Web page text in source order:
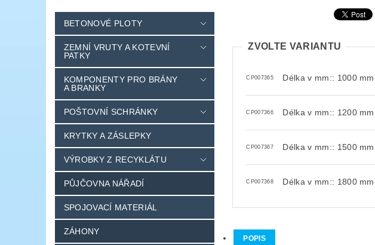
BETONOVÉ PLOTY
ZEMNÍ VRUTY A KOTEVNÍ
PATKY
KOMPONENTY PRO BRÁNY
A BRANKY
POŠTOVNÍ SCHRÁNKY
KRYTKY A ZÁSLEPKY
VÝROBKY Z RECYKLÁTU
PŮJČOVNA NÁŘADÍ
SPOJOVACÍ MATERIÁL
ZÁHONY
ZVOLTE VARIANTU
CP007365 Délka v mm:: 1000 mm
CP007366 Délka v mm:: 1200 mm
CP007367 Délka v mm:: 1500 mm
CP007368 Délka v mm:: 1800 mm
POPIS